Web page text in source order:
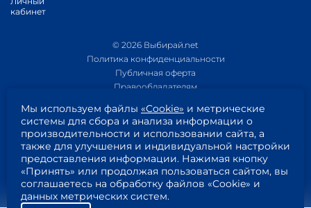
кабинет
© 2026 Выбирай.net
Политика конфиденциальности
Публичная оферта
Правообладателям
Приложение 1
Приложение 2
Пользовательское соглашение
Согласие на обработку персональных данных
Мы используем файлы «Cookie» и метрические
системы для сбора и анализа информации о
производительности и использовании сайта, а
также для улучшения и индивидуальной настройки
предоставления информации. Нажимая кнопку
«Принять» или продолжая пользоваться сайтом, вы
соглашаетесь на обработку файлов «Cookie» и
данных метрических систем.